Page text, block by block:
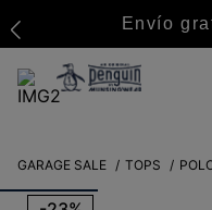
Envío
GARAGE SALE TOPS